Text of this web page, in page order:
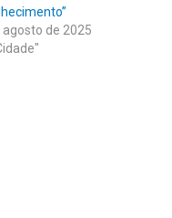
agosto de 2025